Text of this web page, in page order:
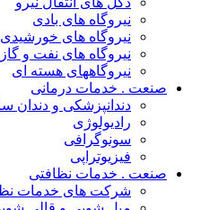
نیروگاه های بادی
نیروگاه های خورشیدی
نیروگاه های نفت و گاز
نیروگاههای هسته ای
صنعت . خدمات درمانی
دندانپزشکی و دندان
رادیولوژی
سونوگرافی
فیزیوتراپی
صنعت . خدمات نظافتی
شرکت های خدمات